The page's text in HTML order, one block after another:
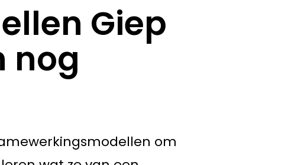
Giep
nog
om